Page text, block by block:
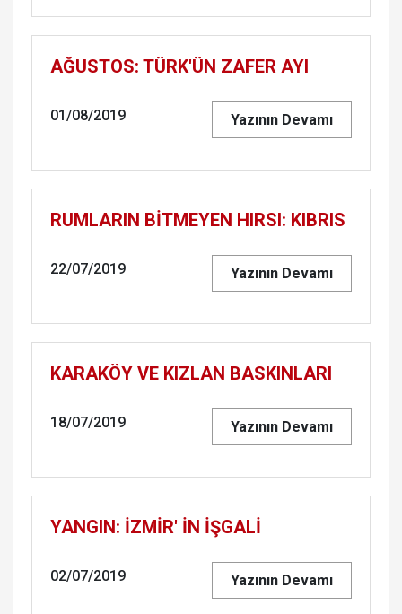
AĞUS­TOS: TÜRK'ÜN ZAFER AYI
01/08/2019 Yazının Devamı
RUM­LA­RIN BİTME­YEN HIRSI: KIB­RIS
22/07/2019 Yazının Devamı
KA­RA­KÖY VE KIZ­LAN BAS­KIN­LA­RI
18/07/2019 Yazının Devamı
YAN­GIN: İZMİR' İN İŞGALİ
02/07/2019 Yazının Devamı